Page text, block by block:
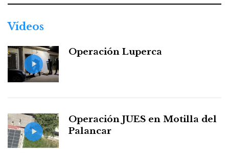
Vídeos
Operación Luperca
Operación JUES en Motilla del
Palancar